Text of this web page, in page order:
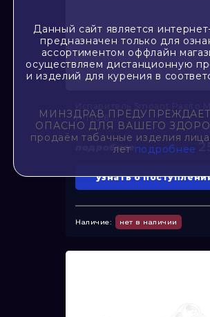
P-1 (0.6 ...
подробнее
узнать о
Наличие: нет в наличии
Данный сайт является
предназначен только для
ассортиментом оффлайн
осуществляем дистанционную
и изделий для курения в
МИНЗДРАВ
ОПАСНО ДЛЯ ВАШЕГО
продаём табачные изделия
лет подробнее